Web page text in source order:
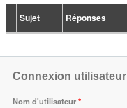
Sujet Réponses
Connexion utilisateur
Nom d'utilisateur*